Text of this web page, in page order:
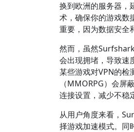
换到欧洲的服务器，
术，确保你的游戏数
重要，因为数据安全
然而，虽然
会出现拥堵，导致速
某些游戏对VPN的检
（MMORPG）会屏
连接设置，减少不稳
从用户角度来看，
择游戏加速模式。同